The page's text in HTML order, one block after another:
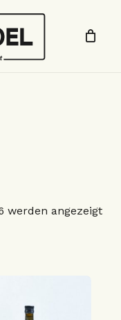
Close
Cart
werden angezeigt